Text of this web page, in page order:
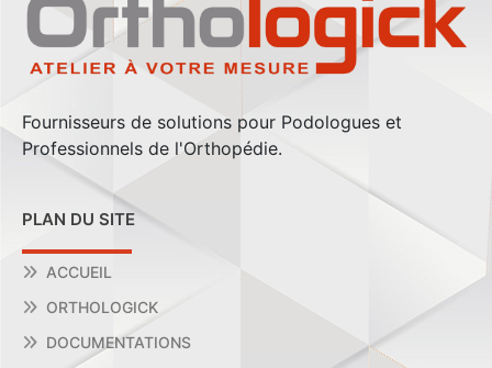
Fournisseurs de solutions pour Podologues et
Professionnels de l'Orthopédie.
PLAN DU SITE
ACCUEIL
ORTHOLOGICK
DOCUMENTATIONS